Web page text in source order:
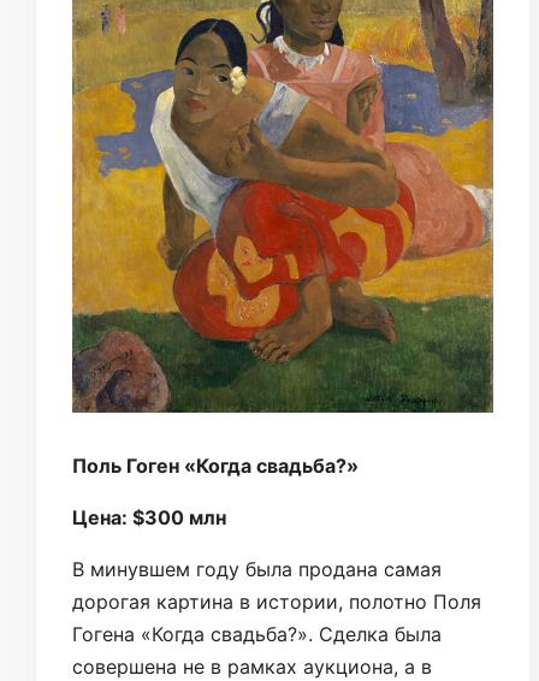
Поль Гоген «Когда свадьба?»
Цена: $300 млн
В минувшем году была продана самая
дорогая картина в истории, полотно Поля
Гогена «Когда свадьба?». Сделка была
совершена не в рамках аукциона, а в